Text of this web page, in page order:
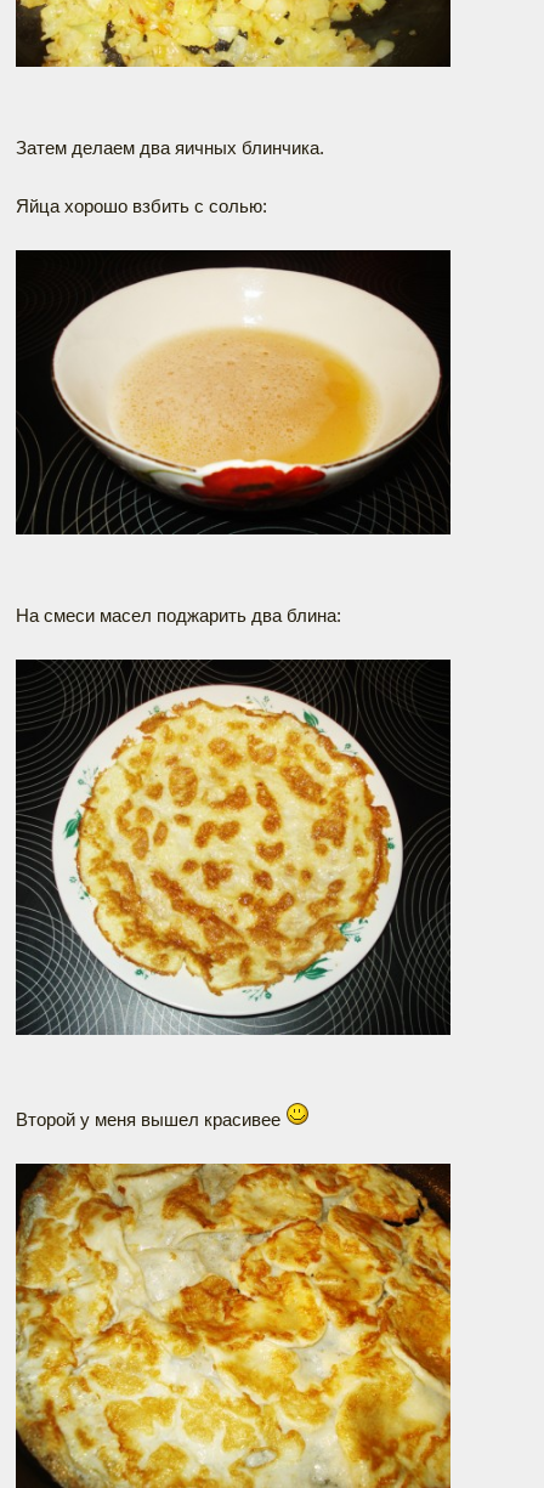
Затем делаем два яичных блинчика.
Яйца хорошо взбить с солью:
На смеси масел поджарить два блина:
Второй у меня вышел красивее